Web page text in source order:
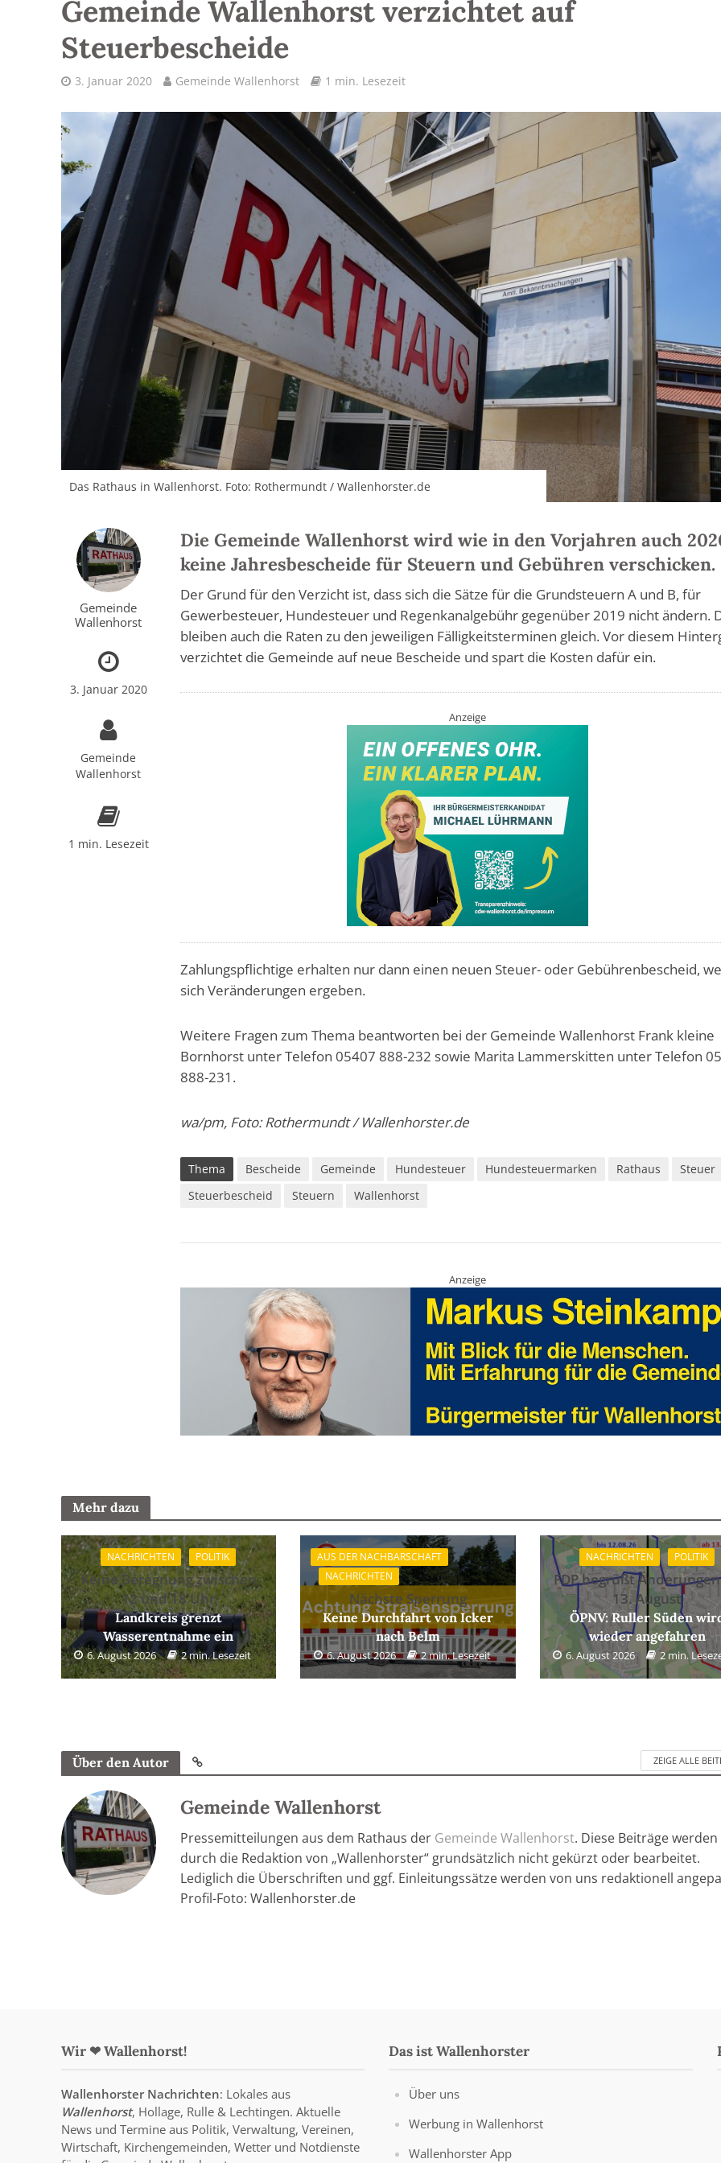
Gemeinde Wallenhorst verzichtet auf
Steuerbescheide
3. Januar 2020 Gemeinde Wallenhorst 1 min. Lesezeit
Das Rathaus in Wallenhorst. Foto: Rothermundt / Wallenhorster.de
Gemeinde
Wallenhorst
3. Januar 2020
Gemeinde
Wallenhorst
1 min. Lesezeit
Die Gemeinde Wallenhorst wird wie in den Vorjahren auch
keine Jahresbescheide für Steuern und Gebühren verschicken.
Der Grund für den Verzicht ist, dass sich die Sätze für die Grundsteuern A und B, für
Gewerbesteuer, Hundesteuer und Regenkanalgebühr gegenüber 2019 nicht ändern.
bleiben auch die Raten zu den jeweiligen Fälligkeitsterminen gleich. Vor diesem
verzichtet die Gemeinde auf neue Bescheide und spart die Kosten dafür ein.
Anzeige
Zahlungspflichtige erhalten nur dann einen neuen Steuer- oder Gebührenbescheid,
sich Veränderungen ergeben.
Weitere Fragen zum Thema beantworten bei der Gemeinde Wallenhorst Frank kleine
Bornhorst unter Telefon 05407 888-232 sowie Marita Lammerskitten unter Telefon
888-231.
wa/pm, Foto: Rothermundt / Wallenhorster.de
Thema Bescheide Gemeinde Hundesteuer Hundesteuermarken Rathaus
Steuer
Steuerbescheid
Steuern Wallenhorst
Anzeige
Mehr dazu
NACHRICHTEN POLITIK
Keine Beregnung zwischen
12 und 18 Uhr
Landkreis grenzt
Wasserentnahme ein
6. August 2026 2 min. Lesezeit
AUS DER NACHBARSCHAFT
NACHRICHTEN
Nächste Sperrung
Keine Durchfahrt von Icker
nach Belm
6. August 2026 2 min. Lesezeit
NACHRICHTEN POLITIK
FDP begrüßt
13. August
ÖPNV: Ruller Süden
wieder angefahren
6. August 2026 2 min.
Über den Autor ZEIGE ALLE
Gemeinde Wallenhorst
Pressemitteilungen aus dem Rathaus der Gemeinde Wallenhorst. Diese Beiträge werden
durch die Redaktion von „Wallenhorster“ grundsätzlich nicht gekürzt oder bearbeitet.
Lediglich die Überschriften und ggf. Einleitungssätze werden von uns redaktionell
Profil-Foto: Wallenhorster.de
Wir ❤ Wallenhorst!
Wallenhorster Nachrichten: Lokales aus
Wallenhorst, Hollage, Rulle & Lechtingen. Aktuelle
News und Termine aus Politik, Verwaltung, Vereinen,
Wirtschaft, Kirchengemeinden, Wetter und Notdienste
Das ist Wallenhorster
Über uns
Werbung in Wallenhorst
Wallenhorster App